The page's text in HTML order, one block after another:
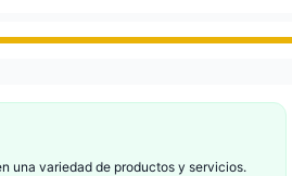
una variedad de productos y servicios.